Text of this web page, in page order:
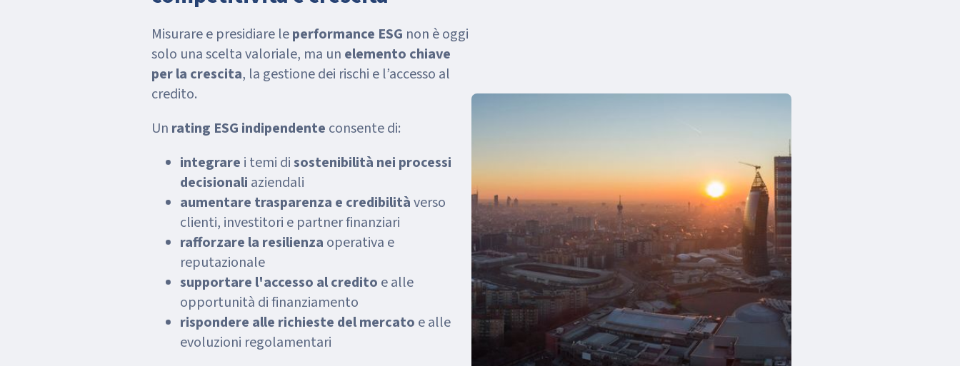
Misurare e presidiare leperformance ESG non è oggi
solo una scelta valoriale, ma un elemento chiave
per la crescita, la gestione dei rischi e l’accesso al
credito.
Un rating ESG indipendente consente di:
integrare i temi disostenibilità nei processi
decisionali aziendali
aumentare trasparenza e credibilitàverso
clienti, investitori e partner finanziari
rafforzare la resilienza operativa e
reputazionale
supportare l'accesso al credito e alle
opportunità di finanziamento
rispondere alle richieste del mercato e alle
evoluzioni regolamentari